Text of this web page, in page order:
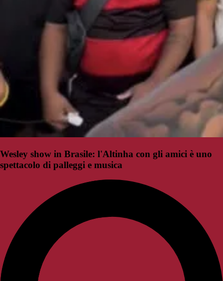
Wesley show in Brasile: l'Altinha con gli amici è uno
spettacolo di palleggi e musica